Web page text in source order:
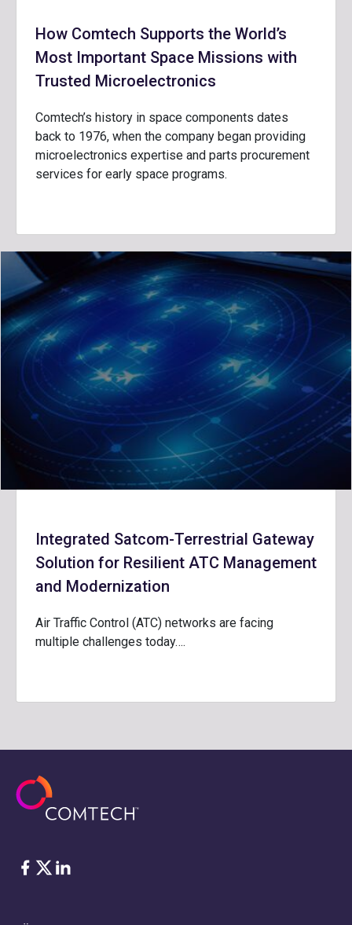
How Comtech Supports the World’s
Most Important Space Missions with
Trusted Microelectronics
Comtech’s history in space components dates
back to 1976, when the company began providing
microelectronics expertise and parts procurement
services for early space programs.
Integrated Satcom-Terrestrial Gateway
Solution for Resilient ATC Management
and Modernization
Air Traffic Control (ATC) networks are facing
multiple challenges today….
Facebook
Twitter
LinkedIn